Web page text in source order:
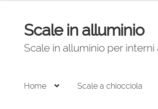
Vai
alla
navigazione
Vai
al
contenuto
Scale in alluminio
Scale in alluminio per interni
Home Scale a chiocciola
917,00 €.